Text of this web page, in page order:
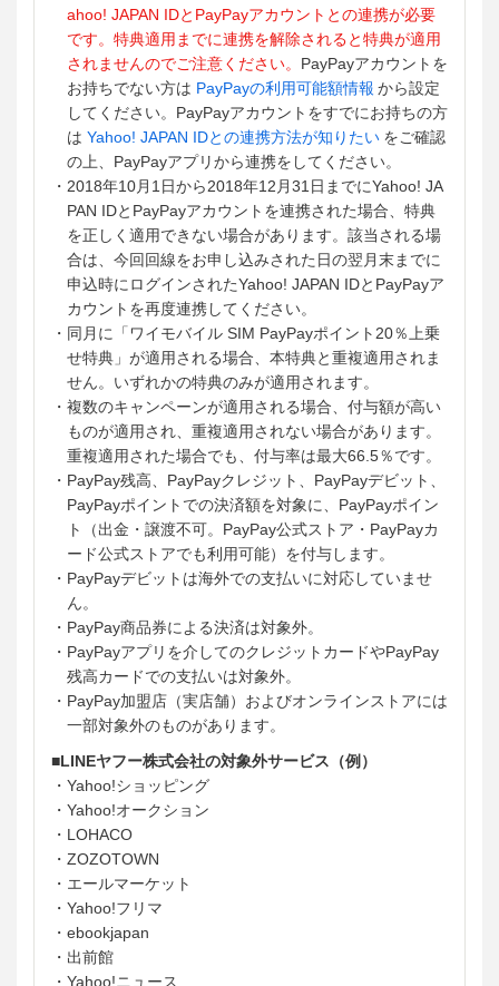
ahoo! JAPAN IDとPayPayアカウントとの連携が必要
です。特典適用までに連携を解除されると特典が適用
されませんのでご注意ください。 PayPayアカウントを
お持ちでない方は PayPayの利用可能額情報から設定
してください。PayPayアカウントをすでにお持ちの方
は Yahoo! JAPAN IDとの連携方法が知りたい をご確認
の上、PayPayアプリから連携をしてください。
・2018年10月1日から2018年12月31日までにYahoo! JA
PAN IDとPayPayアカウントを連携された場合、特典
を正しく適用できない場合があります。該当される場
合は、今回回線をお申し込みされた日の翌月末までに
申込時にログインされたYahoo! JAPAN IDとPayPayア
カウントを再度連携してください。
・同月に「ワイモバイル SIM PayPayポイント20％上乗
せ特典」が適用される場合、本特典と重複適用されま
せん。いずれかの特典のみが適用されます。
・複数のキャンペーンが適用される場合、付与額が高い
ものが適用され、重複適用されない場合があります。
重複適用された場合でも、付与率は最大66.5％です。
・PayPay残高、PayPayクレジット、PayPayデビット、
PayPayポイントでの決済額を対象に、PayPayポイン
ト（出金・譲渡不可。PayPay公式ストア・PayPayカ
ード公式ストアでも利用可能）を付与します。
・PayPayデビットは海外での支払いに対応していませ
ん。
・PayPay商品券による決済は対象外。
・PayPayアプリを介してのクレジットカードやPayPay
残高カードでの支払いは対象外。
・PayPay加盟店（実店舗）およびオンラインストアには
一部対象外のものがあります。
■LINEヤフー株式会社の対象外サービス（例）
・Yahoo!ショッピング
・Yahoo!オークション
・LOHACO
・ZOZOTOWN
・エールマーケット
・Yahoo!フリマ
・ebookjapan
・出前館
・Yahoo!ニュース